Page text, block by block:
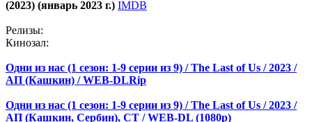
(2023) (январь 2023 г.) IMDB
Релизы:
Кинозал:
Одни из нас (1 сезон: 1-9 серии из 9) / The Last of Us / 2023 /
АП (Кашкин) / WEB-DLRip
Одни из нас (1 сезон: 1-9 серии из 9) / The Last of Us / 2023 /
АП (Кашкин, Сербин), СТ / WEB-DL (1080p)